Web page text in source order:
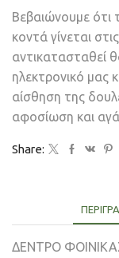
Βεβαιώνουμε ότι
κοντά γίνεται
αντικατασταθεί
ηλεκτρονικό μας
αίσθηση της
αφοσίωση και
Share:
ΔΕΝΤΡΟ